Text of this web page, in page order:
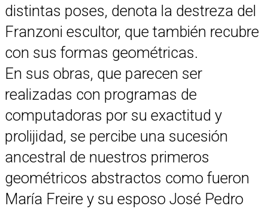
distintas poses, denota la destreza del
Franzoni escultor, que también recubre
con sus formas geométricas.
En sus obras, que parecen ser
realizadas con programas de
computadoras por su exactitud y
prolijidad, se percibe una sucesión
ancestral de nuestros primeros
geométricos abstractos como fueron
María Freire y su esposo José Pedro